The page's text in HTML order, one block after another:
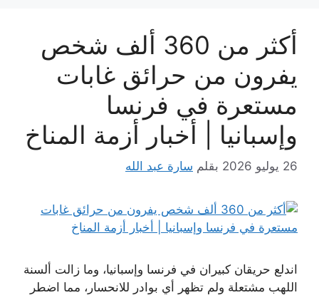
أكثر من 360 ألف شخص
يفرون من حرائق غابات
مستعرة في فرنسا
وإسبانيا | أخبار أزمة المناخ
26 يوليو 2026 بقلم سارة عبد الله
اندلع حريقان كبيران في فرنسا وإسبانيا، وما زالت ألسنة
اللهب مشتعلة ولم تظهر أي بوادر للانحسار، مما اضطر